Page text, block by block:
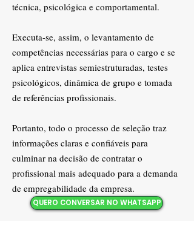
técnica, psicológica e comportamental.
Executa-se, assim, o levantamento de
competências necessárias para o cargo e se
aplica entrevistas semiestruturadas, testes
psicológicos, dinâmica de grupo e tomada
de referências profissionais.
Portanto, todo o processo de seleção traz
informações claras e confiáveis para
culminar na decisão de contratar o
profissional mais adequado para a demanda
de empregabilidade da empresa.
QUERO CONVERSAR NO WHATSAPP